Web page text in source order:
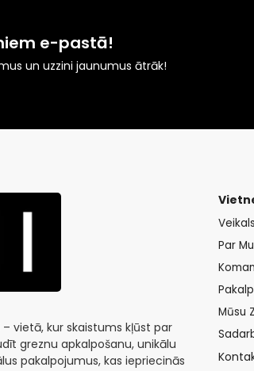
e-pastā!
un uzzini jaunumus ātrāk!
vietā, kur skaistums kļūst par
greznu apkalpošanu, unikālu
pakalpojumus, kas iepriecinās
Veikals
Par
Mūsu